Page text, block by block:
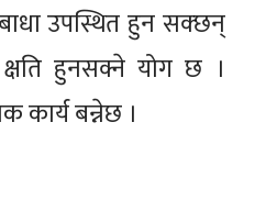
उपस्थित हुन सक्छन्
हुनसक्ने योग छ ।
कार्य बन्नेछ ।